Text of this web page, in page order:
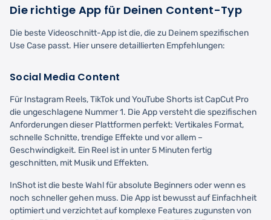
Die richtige App für Deinen Content-Typ
Die beste Videoschnitt-App ist die, die zu Deinem spezifischen
Use Case passt. Hier unsere detaillierten Empfehlungen:
Social Media Content
Für Instagram Reels, TikTok und YouTube Shorts ist CapCut Pro
die ungeschlagene Nummer 1. Die App versteht die spezifischen
Anforderungen dieser Plattformen perfekt: Vertikales Format,
schnelle Schnitte, trendige Effekte und vor allem –
Geschwindigkeit. Ein Reel ist in unter 5 Minuten fertig
geschnitten, mit Musik und Effekten.
InShot ist die beste Wahl für absolute Beginners oder wenn es
noch schneller gehen muss. Die App ist bewusst auf Einfachheit
optimiert und verzichtet auf komplexe Features zugunsten von